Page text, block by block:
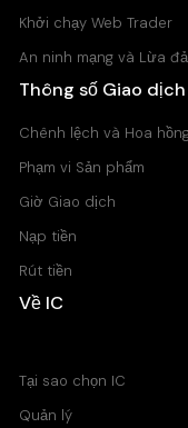
Khởi chạy Web Trader
An ninh mạng và Lừa
Thông số Giao dịch
Chênh lệch và Hoa
Phạm vi Sản phẩm
Giờ Giao dịch
Nạp tiền
Rút tiền
Về IC
Tại sao chọn IC
Quản lý